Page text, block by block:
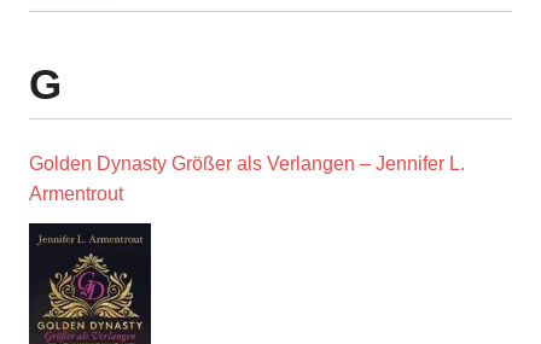
G
Golden Dynasty Größer als Verlangen – Jennifer L.
Armentrout